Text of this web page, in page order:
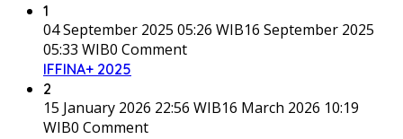
1
04 September 2025 05:26 WIB16 September 2025
05:33 WIB0 Comment
IFFINA+ 2025
2
15 January 2026 22:56 WIB16 March 2026 10:19
WIB0 Comment